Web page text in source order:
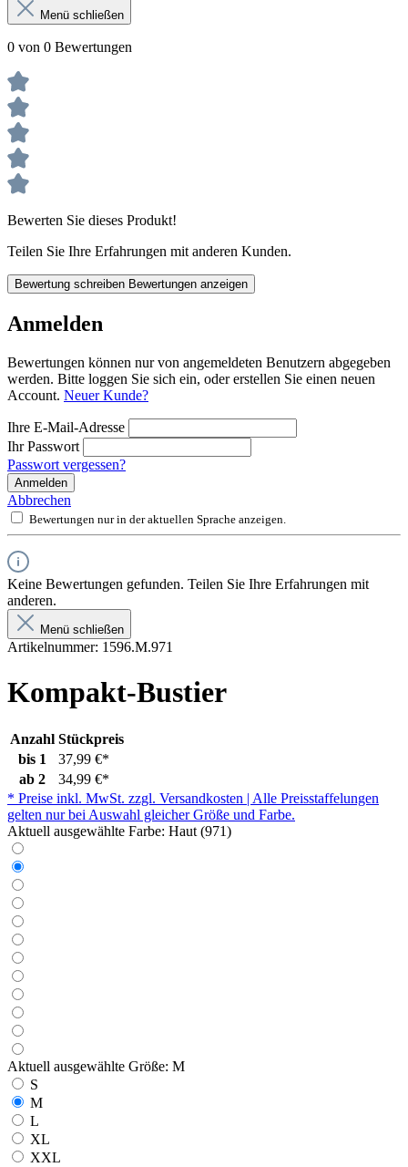
Menü schließen
0 von 0 Bewertungen
Bewerten Sie dieses Produkt!
Teilen Sie Ihre Erfahrungen mit anderen Kunden.
Bewertung schreiben Bewertungen anzeigen
Anmelden
Bewertungen können nur von angemeldeten Benutzern abgegeben
werden. Bitte loggen Sie sich ein, oder erstellen Sie einen neuen
Account. Neuer Kunde?
Ihre E-Mail-Adresse
Ihr Passwort
Passwort vergessen?
Anmelden
Abbrechen
Bewertungen nur in der aktuellen Sprache anzeigen.
Keine Bewertungen gefunden. Teilen Sie Ihre Erfahrungen mit
anderen.
Menü schließen
Artikelnummer: 1596.M.971
Kompakt-Bustier
Anzahl Stückpreis
bis 1
37,99 €*
ab 2
34,99 €*
* Preise inkl. MwSt. zzgl. Versandkosten | Alle Preisstaffelungen
gelten nur bei Auswahl gleicher Größe und Farbe.
Aktuell ausgewählte Farbe: Haut (971)
Aktuell ausgewählte Größe: M
S
M
L
XL
XXL